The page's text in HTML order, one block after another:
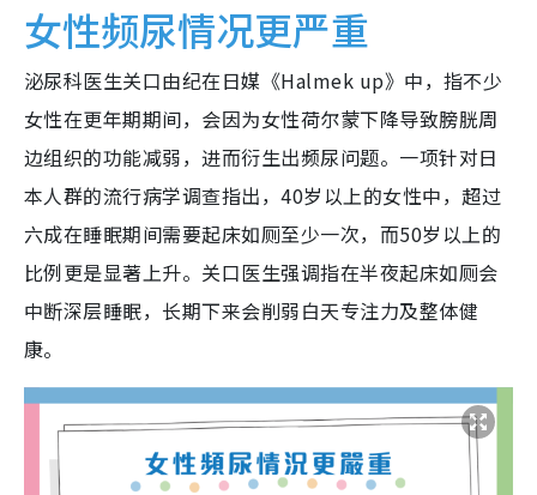
女性频尿情况更严重
泌尿科医生关口由纪在日媒《Halmek up》中，指不少
女性在更年期期间，会因为女性荷尔蒙下降导致膀胱周
边组织的功能减弱，进而衍生出频尿问题。一项针对日
本人群的流行病学调查指出，40岁以上的女性中，超过
六成在睡眠期间需要起床如厕至少一次，而50岁以上的
比例更是显著上升。关口医生强调指在半夜起床如厕会
中断深层睡眠，长期下来会削弱白天专注力及整体健
康。